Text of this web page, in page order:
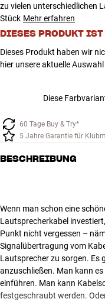
zu vielen unterschiedlichen
Stück Mehr erfahren
DIESES PRODUKT
Dieses Produkt haben wir
hier unsere aktuelle
Diese
60 Tage Buy & Try*
5 Jahre Garantie für
BESCHREIBUNG
Wenn man schon eine
Lautsprecherkabel
Punkt nicht vergessen –
Signalübertragung vom
Lautsprecher zu sorgen. Es
anzuschließen. Man kann
einführen. Man kann
festgeschraubt werden.